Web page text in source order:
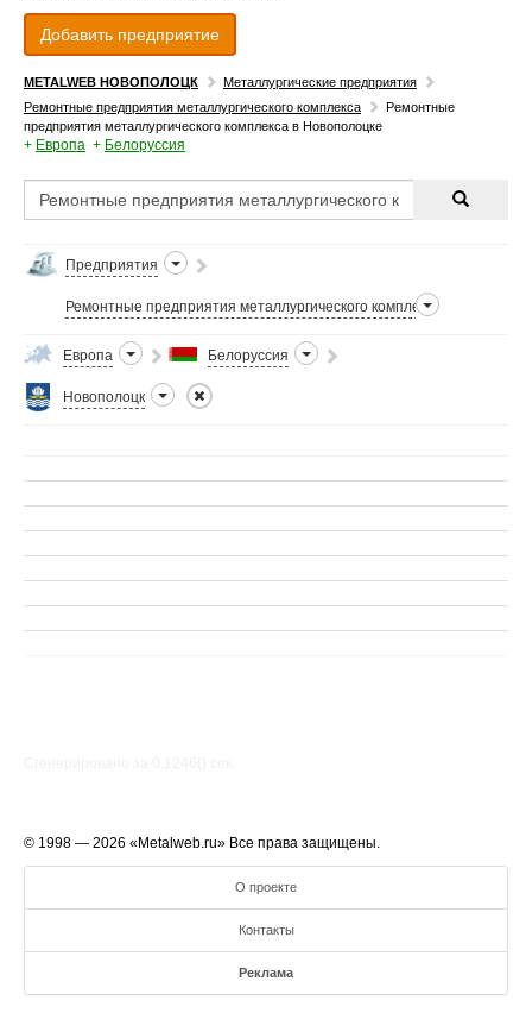
Добавить предприятие
METALWEB НОВОПОЛОЦК
Металлургические предприятия
Ремонтные предприятия металлургического комплекса
Ремонтные
предприятия металлургического комплекса в Новополоцке
+ Европа + Белоруссия
Предприятия
Ремонтные предприятия металлургического комплекса
Европа Белоруссия
Новополоцк
© 1998 — 2026 «Metalweb.ru» Все права защищены.
О проекте
Контакты
Реклама